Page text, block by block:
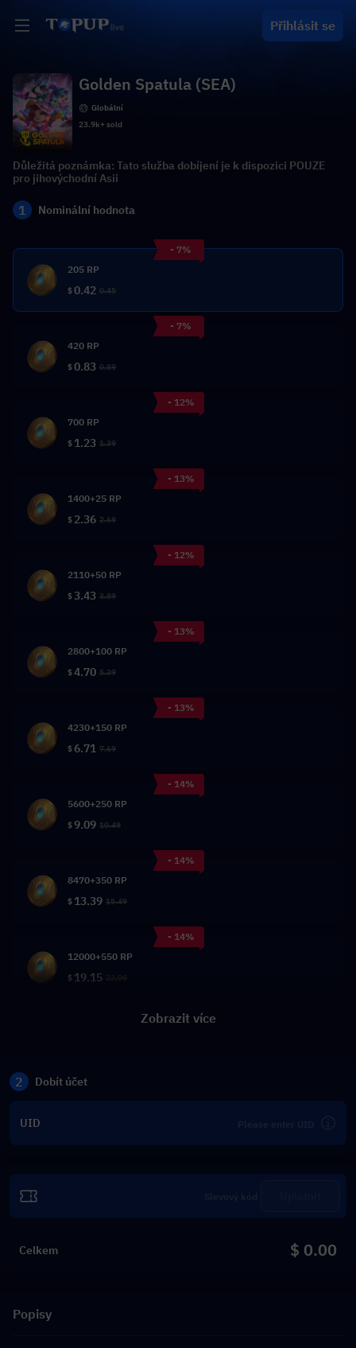
Přihlásit se
Golden Spatula (SEA)
Globální
23.9k+ sold
Důležitá poznámka: Tato služba dobíjení je k dispozici POUZE
pro jihovýchodní Asii
1 Nominální hodnota
- 7%
205 RP
$0.42 0.45
- 7%
420 RP
$0.83 0.89
- 12%
700 RP
$ 1.23 1.39
- 13%
1400+25 RP
$ 2.36 2.69
- 12%
2110+50 RP
$3.43 3.89
- 13%
2800+100 RP
$4.70 5.39
- 13%
4230+150 RP
$ 6.71 7.69
- 14%
5600+250 RP
$9.09 10.49
- 14%
8470+350 RP
$ 13.39 15.49
- 14%
12000+550 RP
$ 19.15
Zobrazit více
2 Dobít účet
UID
Celkem $ 0.00
Popisy